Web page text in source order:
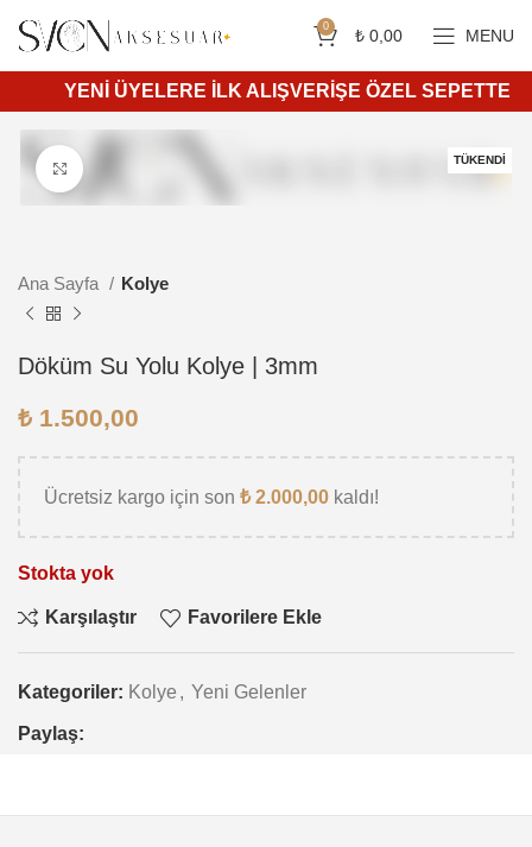
0 ₺ 0,00 MENU
YENİ ÜYELERE İLK ALIŞVERİŞE ÖZEL SEPETTE
TÜKENDI
Ana Sayfa Kolye
Döküm Su Yolu Kolye | 3mm
₺ 1.500,00
Ücretsiz kargo için son ₺2.000,00 kaldı!
Stokta yok
Karşılaştır Favorilere Ekle
Kategoriler: Kolye , Yeni Gelenler
Paylaş:
Siparişleriniz 4 iş günü içerisinde kargoya teslim edilir. 750 ₺ ve üzeri ücretsiz kargo.